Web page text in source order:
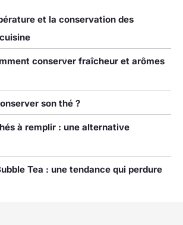
et la conservation des
conserver fraîcheur et arômes
son thé ?
à remplir : une alternative
Tea : une tendance qui perdure